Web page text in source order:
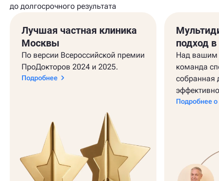
до долгосрочного результата
Лучшая частная клиника
Москвы
По версии Всероссийской премии
ПроДокторов 2024 и 2025.
Подробнее
подход
Над вашим
команда
собранная
Подробнее о